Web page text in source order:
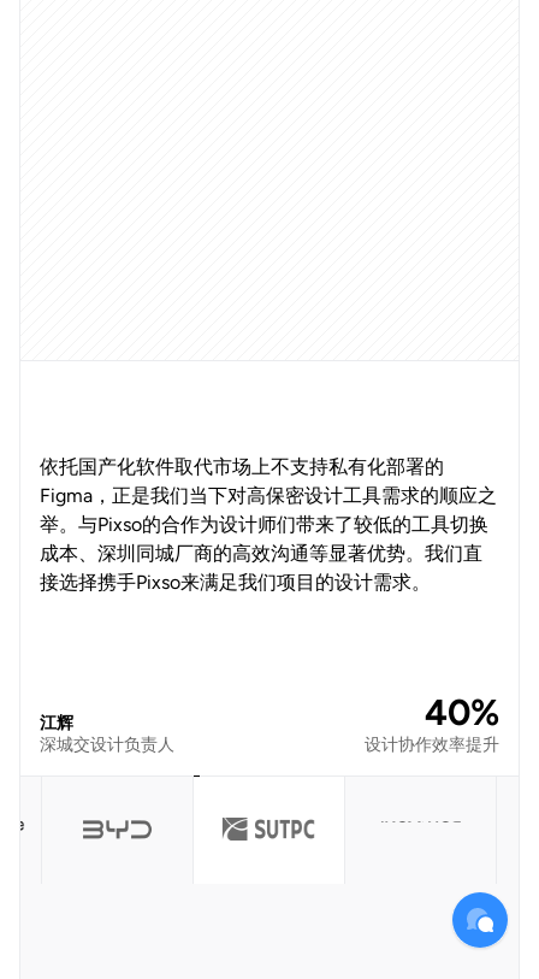
依托国产化软件取代市场上不支持私有化部署的
Figma，正是我们当下对高保密设计工具需求的顺应之
举。与Pixso的合作为设计师们带来了较低的工具切换
成本、深圳同城厂商的高效沟通等显著优势。我们直
接选择携手Pixso来满足我们项目的设计需求。
江辉
深城交设计负责人
40%
设计协作效率提升